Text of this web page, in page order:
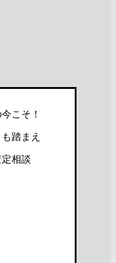
こそ！
踏まえ
相談